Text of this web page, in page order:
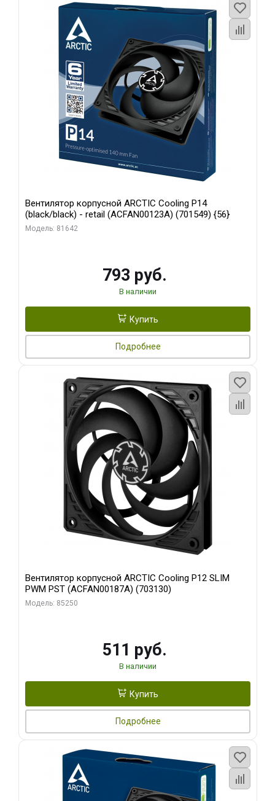
Вентилятор корпусной ARCTIC Cooling P14
(black/black) - retail (ACFAN00123A) (701549) {56}
Модель: 81642
793 руб.
В наличии
Купить
Подробнее
Вентилятор корпусной ARCTIC Cooling P12 SLIM
PWM PST (ACFAN00187A) (703130)
Модель: 85250
511 руб.
В наличии
Купить
Подробнее